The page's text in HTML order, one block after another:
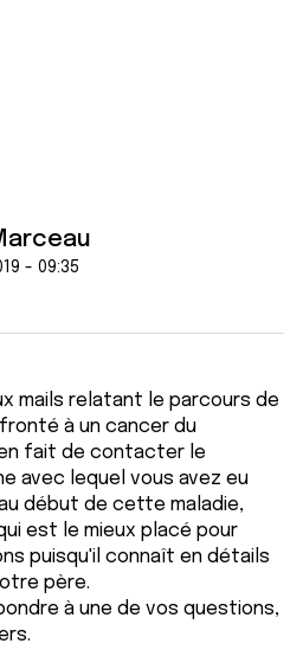
- 09:35
mails relatant le parcours de
à un cancer du
fait de contacter le
avec lequel vous avez eu
début de cette maladie,
est le mieux placé pour
puisqu'il connaît en détails
père.
à une de vos questions,